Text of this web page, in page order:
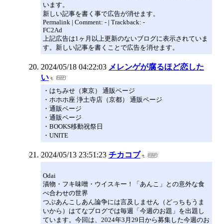
います。
新しい記事を書く事で広告が消せます。
Permalink | Comment: - | Trackback: -
FC2Ad
上記広告は1ヶ月以上更新のないブログに表示されていま
す。新しい記事を書くことで広告を消せます。
2024/05/18 04:22:03 メレンゲが腐るほど恋した
い
・はちみせ（東京） 通販ページ
・ホホホ座 浄土寺店（京都） 通販ページ
・通販ページ
・通販ページ
・BOOKS移動祝祭日
・UNITE
2024/05/13 23:51:23 チカコブ
Odai
漬物・フキ味噌・ウイスキー！「あんこ」との意外な食
べ合わせの世界
つぶあんこしあん論争には言及しません（どっちもうま
いから）はてなブログでは毎週「今週のお題」を出題し
ています。今回は、2024年3月29日から募集した今週のお